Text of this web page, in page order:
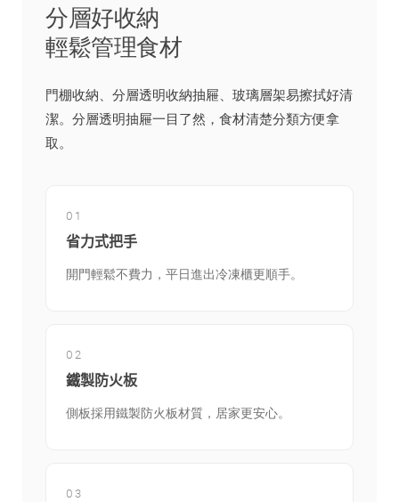
分層好收納
輕鬆管理食材
門棚收納、分層透明收納抽屜、玻璃層架易擦拭好清
潔。分層透明抽屜一目了然，食材清楚分類方便拿
取。
01
省力式把手
開門輕鬆不費力，平日進出冷凍櫃更順手。
02
鐵製防火板
側板採用鐵製防火板材質，居家更安心。
03